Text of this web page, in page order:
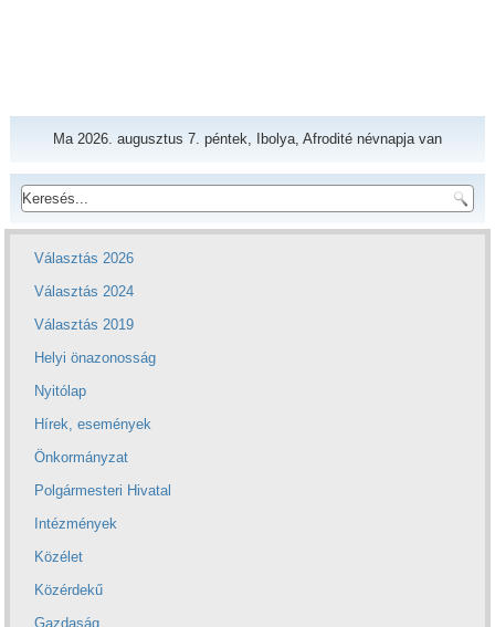
Ma 2026. augusztus 7. péntek, Ibolya, Afrodité névnapja van
Választás 2026
Választás 2024
Választás 2019
Helyi önazonosság
Nyitólap
Hírek, események
Önkormányzat
Polgármesteri Hivatal
Intézmények
Közélet
Közérdekű
Gazdaság